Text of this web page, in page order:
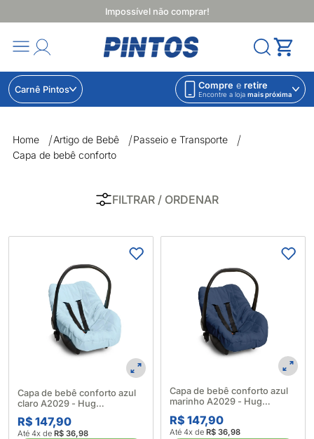
Impossível não comprar!
Carnê Pintos Compre e retire
Encontre a loja mais próxima
Home
Artigo de Bebê
Passeio e Transporte
Capa de bebê conforto
FILTRAR / ORDENAR
Capa de bebê conforto azul
claro A2029 - Hug
5572810001
R$ 147,90
Até 4x de R$ 36,98
Capa de bebê conforto azul
marinho A2029 - Hug
5572810002
R$ 147,90
Até 4x de R$ 36,98